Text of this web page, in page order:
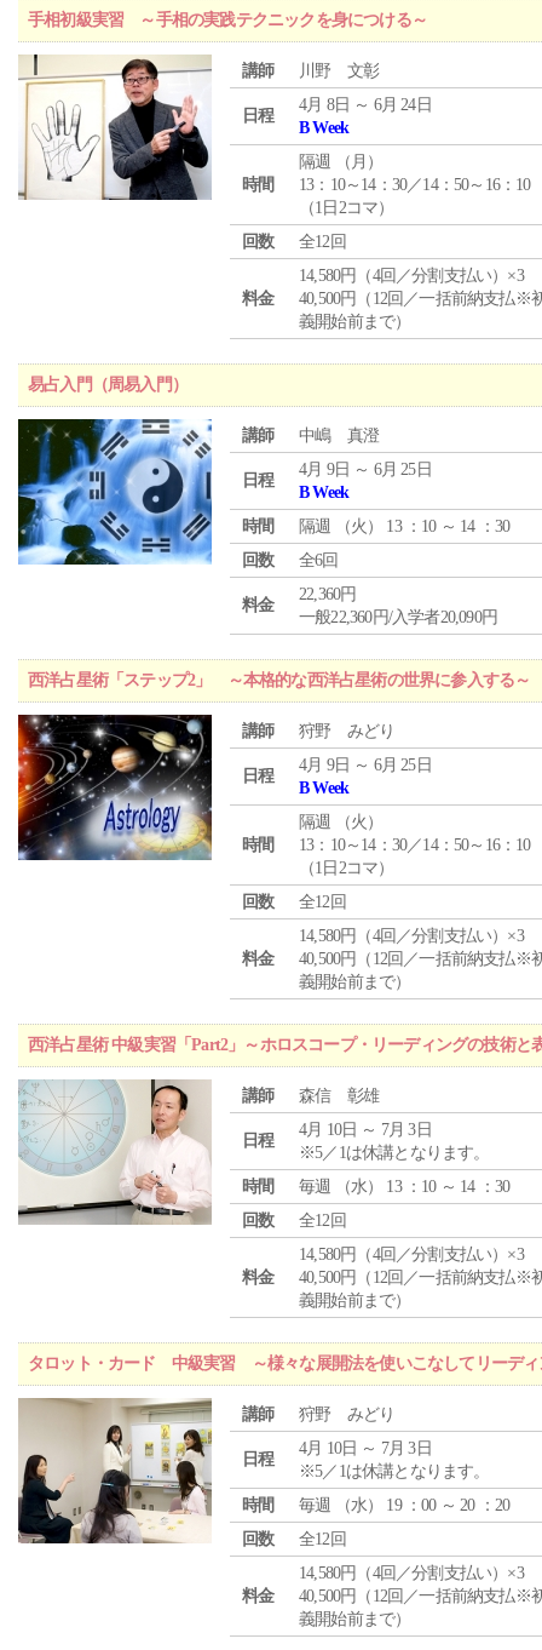
手相初級実習 ～手相の実践テクニックを身につける～
講師 川野 文彰
日程
4月 8日 ～ 6月 24日
B Week
時間
隔週 （ 月 ）
13：10～14：30／14：50～16：10
（1日2コマ）
回数
全12回
料金
14,580円（4回／分割支払い）×3
40,500円（12回／一括前納支払※
義開始前まで）
易占入門（周易入門）
講師 中嶋 真澄
日程
4月 9日 ～ 6月 25日
B Week
時間
隔週 （火 ） 13 ：10 ～ 14 ：30
回数
全6回
料金
22,360円
一般22,360円/入学者20,090円
西洋占星術「ステップ2」 ～本格的な西洋占星術の世界に参入する～
講師 狩野 みどり
日程
4月 9日 ～ 6月 25日
B Week
時間
隔週 （火 ）
13：10～14：30／14：50～16：10
（1日2コマ）
回数
全12回
料金
14,580円（4回／分割支払い）×3
40,500円（12回／一括前納支払※
義開始前まで）
西洋占星術 中級実習「Part2」～ホロスコープ・リーディングの技術と
講師 森信 彰雄
日程
4月 10日 ～ 7月 3日
※5／1は休講となります。
時間
毎週 （水） 13 ：10 ～ 14 ：30
回数
全12回
料金
14,580円（4回／分割支払い）×3
40,500円（12回／一括前納支払※
義開始前まで）
タロット・カード 中級実習 ～様々な展開法を使いこなしてリーディ
講師 狩野 みどり
日程
4月 10日 ～ 7月 3日
※5／1は休講となります。
時間
毎週 （水） 19 ：00 ～ 20 ：20
回数
全12回
料金
14,580円（4回／分割支払い）×3
40,500円（12回／一括前納支払※
義開始前まで）